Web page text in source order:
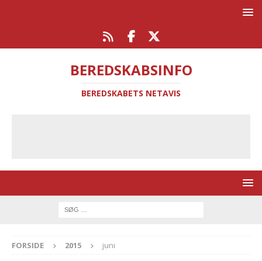
BEREDSKABSINFO
BEREDSKABETS NETAVIS
FORSIDE 2015 juni